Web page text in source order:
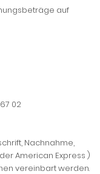
auf
02
Nachnahme,
American Express )
vereinbart werden.